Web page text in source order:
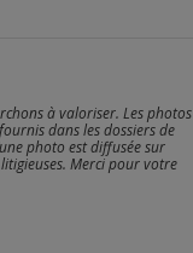
à valoriser. Les photos
dans les dossiers de
photo est diffusée sur
Merci pour votre